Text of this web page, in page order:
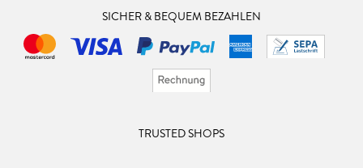
SICHER & BEQUEM BEZAHLEN
TRUSTED SHOPS